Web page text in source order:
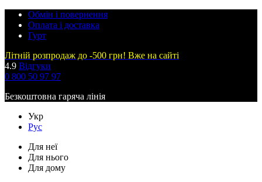
Обмін і повернення
Оплата і доставка
Гурт
Літній розпродаж до -500 грн! Вже на сайті
4.9 Відгуки
0 800 50 97 97
Безкоштовна гаряча лінія
Укр
Рус
Для неї
Для нього
Для дому